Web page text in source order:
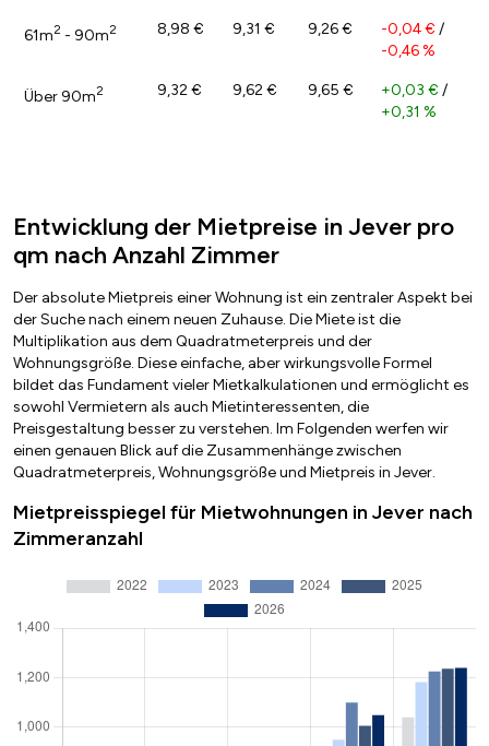
61m2 - 90m2 8,98 € 9,31 € 9,26 € -0,04 € /
-0,46 %
Über 90m2 9,32 € 9,62 € 9,65 € +0,03 € /
+0,31 %
Entwicklung der Mietpreise in Jever pro
qm nach Anzahl Zimmer
Der absolute Mietpreis einer Wohnung ist ein zentraler Aspekt bei
der Suche nach einem neuen Zuhause. Die Miete ist die
Multiplikation aus dem Quadratmeterpreis und der
Wohnungsgröße. Diese einfache, aber wirkungsvolle Formel
bildet das Fundament vieler Mietkalkulationen und ermöglicht es
sowohl Vermietern als auch Mietinteressenten, die
Preisgestaltung besser zu verstehen. Im Folgenden werfen wir
einen genauen Blick auf die Zusammenhänge zwischen
Quadratmeterpreis, Wohnungsgröße und Mietpreis in Jever.
Mietpreisspiegel für Mietwohnungen in Jever nach
Zimmeranzahl